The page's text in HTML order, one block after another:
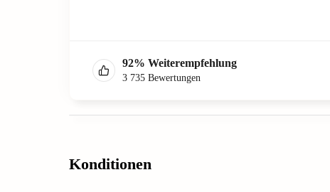
92% Weiterempfehlung
3 735 Bewertungen
Konditionen